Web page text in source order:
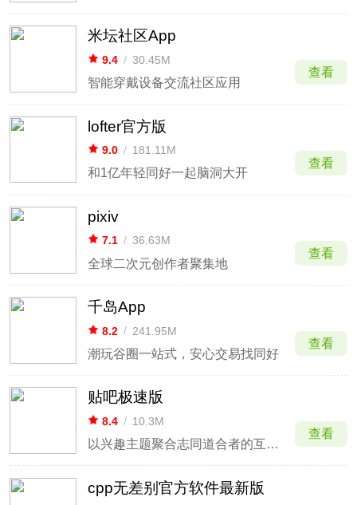
米坛社区App
9.4 / 30.45M
智能穿戴设备交流社区应用
查看
lofter官方版
9.0 / 181.11M
和1亿年轻同好一起脑洞大开
查看
pixiv
7.1 / 36.63M
全球二次元创作者聚集地
查看
千岛App
8.2 / 241.95M
潮玩谷圈一站式，安心交易找同好
查看
贴吧极速版
8.4 / 10.3M
以兴趣主题聚合志同道合者的互动平台
查看
cpp无差别官方软件最新版